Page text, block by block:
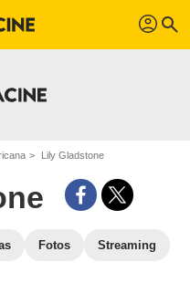
profil search
Lily Gladstone
Fotos Streaming